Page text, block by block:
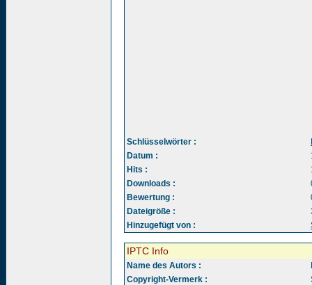
Schlüsselwörter :
Datum :
Hits :
Downloads :
Bewertung :
Dateigröße :
Hinzugefügt von :
IPTC Info
Name des Autors :
Copyright-Vermerk :